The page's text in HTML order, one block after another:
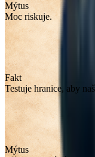
Mýtus
Moc riskuje.
Fakt
Testuje hranice, aby
Mýtus